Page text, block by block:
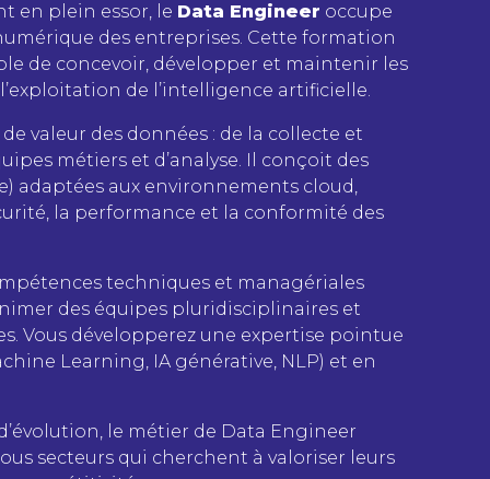
en plein essor, le Data Engineer occupe
des entreprises. Cette formation
de concevoir, développer et maintenir les
de l’intelligence artificielle.
valeur des données : de la collecte et
métiers et d’analyse. Il conçoit des
adaptées aux environnements cloud,
la performance et la conformité des
techniques et managériales
des équipes pluridisciplinaires et
Vous développerez une expertise pointue
Learning, IA générative, NLP) et en
le métier de Data Engineer
secteurs qui cherchent à valoriser leurs